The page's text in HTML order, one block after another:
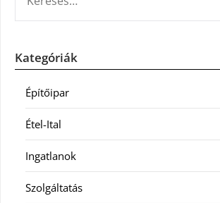
Kategóriák
Építőipar
Étel-Ital
Ingatlanok
Szolgáltatás